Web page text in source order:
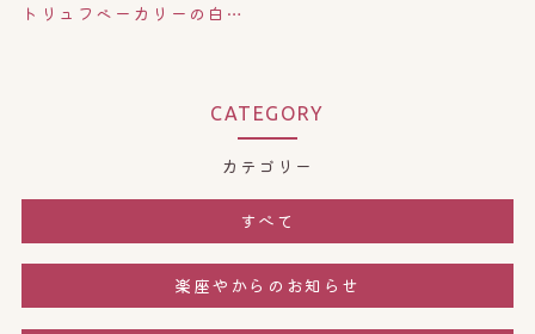
トリュフベーカリーの白トリュフの塩パン。
CATEGORY
カテゴリー
すべて
楽座やからのお知らせ